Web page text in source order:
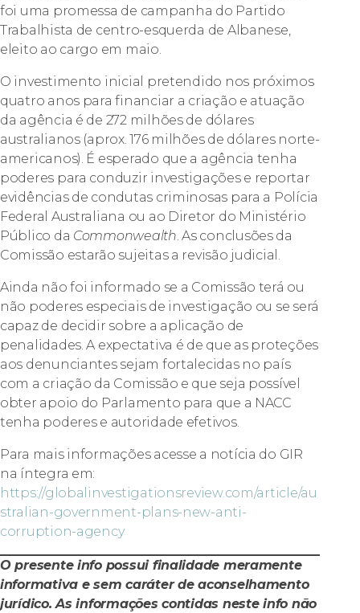
foi uma promessa de campanha do Partido
Trabalhista de centro-esquerda de Albanese,
eleito ao cargo em maio.
O investimento inicial pretendido nos próximos
quatro anos para financiar a criação e atuação
da agência é de 272 milhões de dólares
australianos (aprox. 176 milhões de dólares norte-
americanos). É esperado que a agência tenha
poderes para conduzir investigações e reportar
evidências de condutas criminosas para a Polícia
Federal Australiana ou ao Diretor do Ministério
Público da Commonwealth. As conclusões da
Comissão estarão sujeitas a revisão judicial.
Ainda não foi informado se a Comissão terá ou
não poderes especiais de investigação ou se será
capaz de decidir sobre a aplicação de
penalidades. A expectativa é de que as proteções
aos denunciantes sejam fortalecidas no país
com a criação da Comissão e que seja possível
obter apoio do Parlamento para que a NACC
tenha poderes e autoridade efetivos.
Para mais informações acesse a notícia do GIR
na íntegra em:
https://globalinvestigationsreview.com/article/au
stralian-government-plans-new-anti-
corruption-agency
O presente info possui finalidade meramente
informativa e sem caráter de aconselhamento
jurídico. As informações contidas neste info não